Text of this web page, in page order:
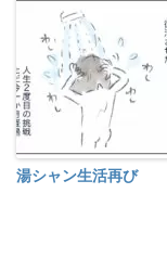
湯シャン生活再び